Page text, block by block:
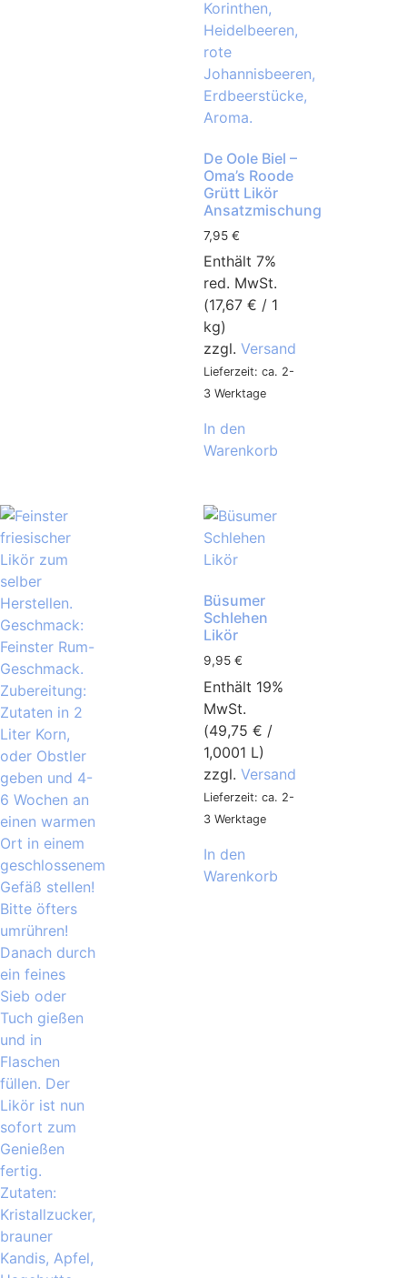
De Oole Biel –
Oma’s Roode
Grütt Likör
Ansatzmischung
7,95 €
Enthält 7%
red. MwSt.
(17,67 € / 1
kg)
zzgl. Versand
Lieferzeit: ca. 2-
3 Werktage
In den
Warenkorb
Büsumer
Schlehen
Likör
9,95 €
Enthält 19%
MwSt.
(49,75 € /
1,0001 L)
zzgl. Versand
Lieferzeit: ca. 2-
3 Werktage
In den
Warenkorb